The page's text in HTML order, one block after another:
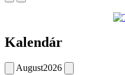
Kalendár
August2026